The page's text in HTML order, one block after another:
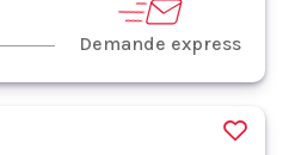
Demande express